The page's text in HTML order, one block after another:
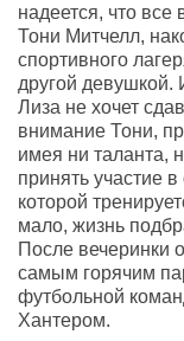
надеется, что все
Тони Митчелл,
спортивного
другой
Лиза не хочет
внимание Тони,
имея ни таланта,
принять участие
которой
мало, жизнь
После вечеринки
самым горячим
футбольной
Хантером.